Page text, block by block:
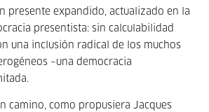
presen­te expandido, actualizado en la
presentista: sin calcula­bilidad
una inclusión radical de los muchos
–una democracia
camino, como propusiera Jacques